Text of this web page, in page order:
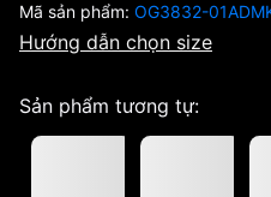
Mã sản phẩm: OG3832-
Hướng dẫn chọn size
Sản phẩm tương tự: